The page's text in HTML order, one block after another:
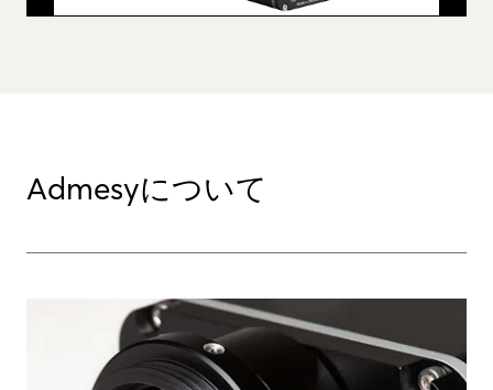
Admesyについて